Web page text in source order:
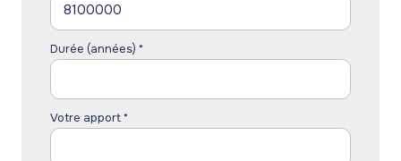
Durée (années) *
Votre apport *